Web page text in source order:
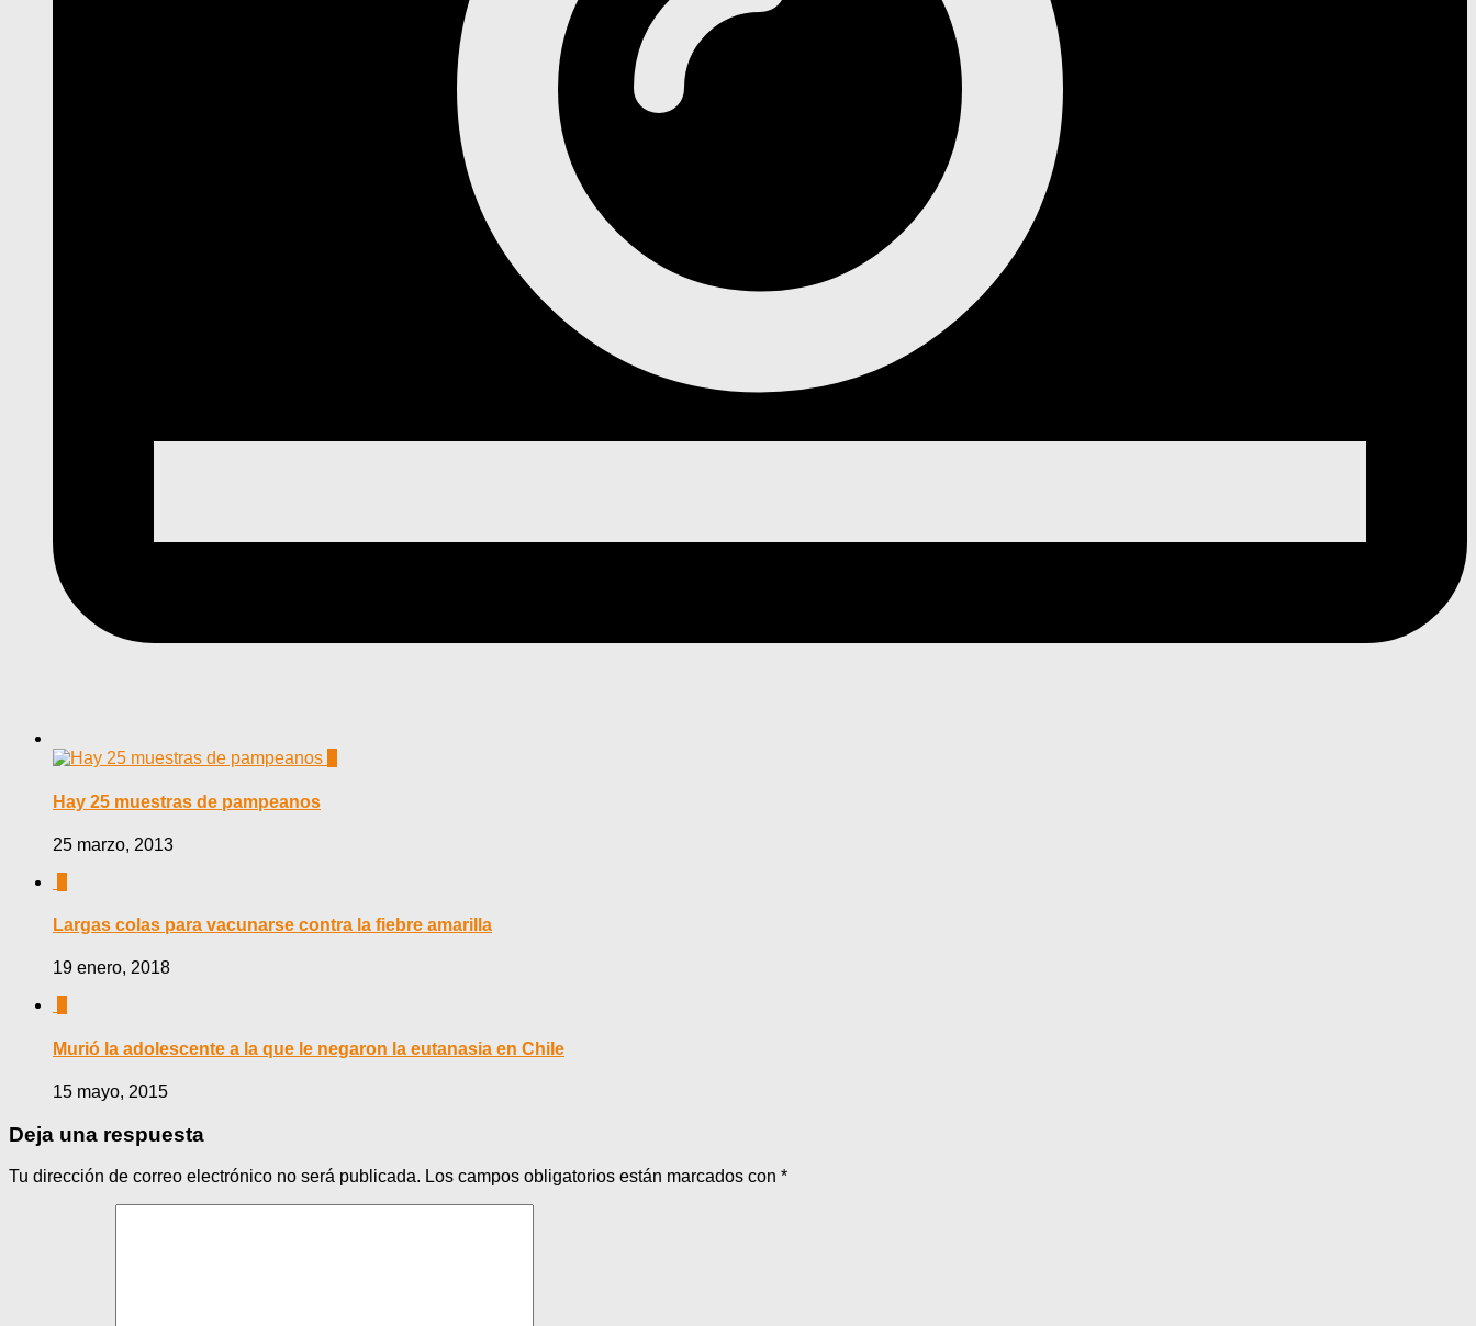
Hay 25 muestras de pampeanos
25 marzo, 2013
Largas colas para vacunarse contra la fiebre amarilla
19 enero, 2018
Murió la adolescente a la que le negaron la eutanasia en Chile
15 mayo, 2015
Deja una respuesta
Tu dirección de correo electrónico no será publicada. Los campos obligatorios están marcados con *